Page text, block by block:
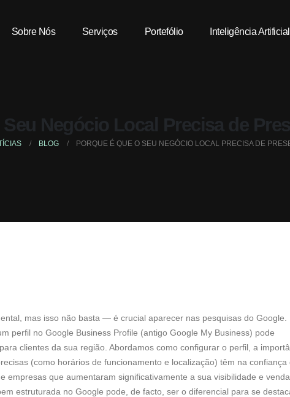
Sobre Nós Serviços Portefólio Inteligência Artificial
Seu Negócio Local Precisa de
BLOG PORQUE É QUE O SEU NEGÓCIO LOCAL PRECISA DE
mas isso não basta — é crucial aparecer nas pesquisas do Google.
perfil no Google Business Profile (antigo Google My Business) pode
clientes da sua região. Abordamos como configurar o perfil, a
(como horários de funcionamento e localização) têm na confiança
empresas que aumentaram significativamente a sua visibilidade e
estruturada no Google pode, de facto, ser o diferencial para se